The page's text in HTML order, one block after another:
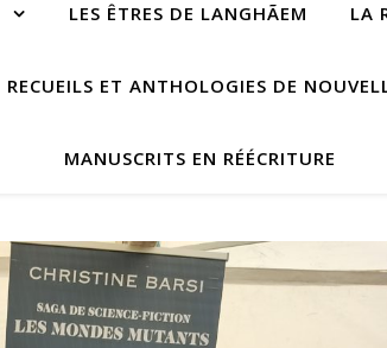
LES ÊTRES DE LANGHÃEM LA
RECUEILS ET ANTHOLOGIES DE
MANUSCRITS EN RÉÉCRITURE